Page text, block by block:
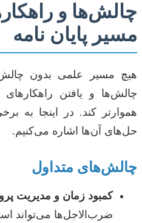
چالش‌ها و
مسیر پایان نامه
هیچ مسیر علمی بدون
چالش‌ها و یافتن
هموارتر کند. در اینجا به
حل‌های آن‌ها اشاره می‌کنیم.
چالش‌های متداول
کمبود زمان و مدیریت
ضرب‌الاجل‌ها می‌تواند